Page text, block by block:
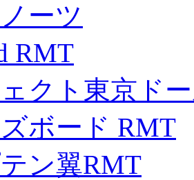
ーツ
RMT
クト東京ド
ボード RMT
ン翼RMT